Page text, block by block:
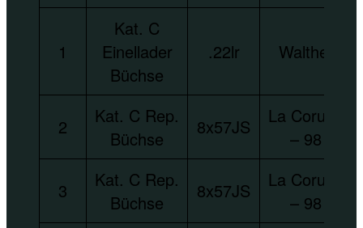
1
Kat. C
Einellader
Büchse
.22lr Walther
2
Kat. C Rep.
Büchse
8x57JS
La Coruna
– 98
3
Kat. C Rep.
Büchse
8x57JS
La Coruna
– 98